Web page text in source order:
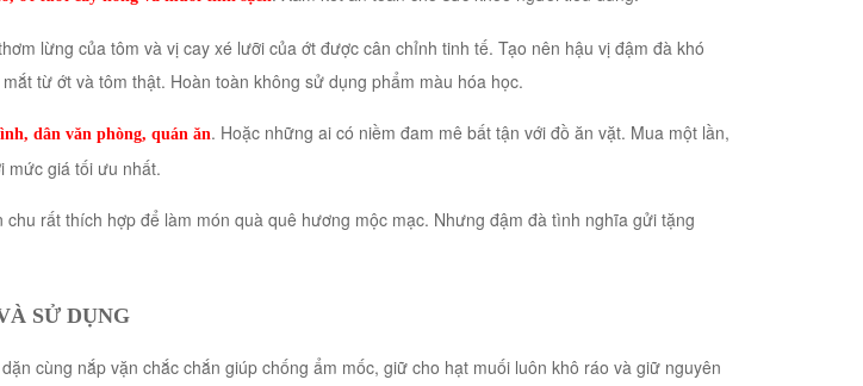
lừng của tôm và vị cay xé lưỡi của ớt được cân chỉnh tinh tế. Tạo nên hậu vị đậm đà khó
từ ớt và tôm thật. Hoàn toàn không sử dụng phẩm màu hóa học.
dân văn phòng, quán ăn. Hoặc những ai có niềm đam mê bất tận với đồ ăn vặt. Mua một lần,
mức giá tối ưu nhất.
rất thích hợp để làm món quà quê hương mộc mạc. Nhưng đậm đà tình nghĩa gửi tặng
SỬ DỤNG
cùng nắp vặn chắc chắn giúp chống ẩm mốc, giữ cho hạt muối luôn khô ráo và giữ nguyên